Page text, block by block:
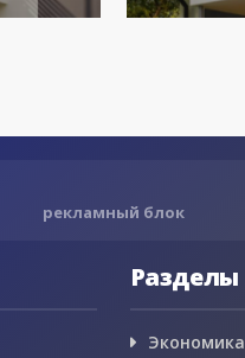
рекламный блок
Разделы
Экономика